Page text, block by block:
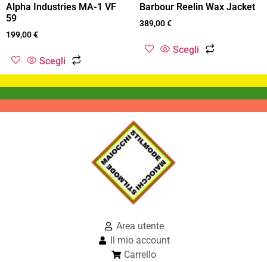
Alpha Industries MA-1 VF
59
199,00€
Scegli
Barbour Reelin Wax Jacket
389,00€
Scegli
Area utente
Il mio account
Carrello